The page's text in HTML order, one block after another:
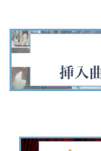
描いた西部劇／ミ
ステリー映画で
す。第88回アカデ
にノミネートさ
れ…
など
トラ